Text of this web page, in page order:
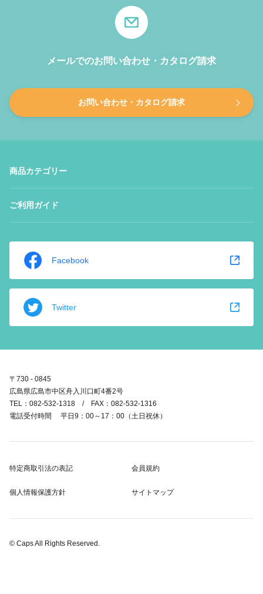
メールでのお問い合わせ・カタログ請求
お問い合わせ・カタログ請求
商品カテゴリー
ご利用ガイド
Facebook
Twitter
〒730 - 0845
広島県広島市中区舟入川口町4番2号
TEL：082-532-1318 / FAX：082-532-1316
電話受付時間 平日9：00～17：00（土日祝休）
特定商取引法の表記 会員規約
個人情報保護方針 サイトマップ
© Caps All Rights Reserved.